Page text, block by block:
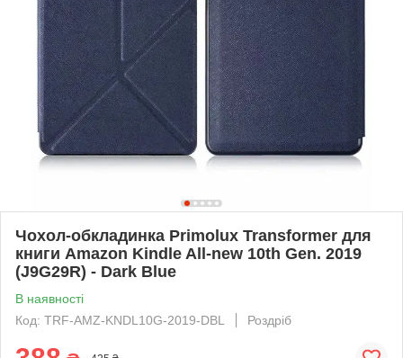
Чохол-обкладинка Primolux Transformer для
книги Amazon Kindle All-new 10th Gen. 2019
(J9G29R) - Dark Blue
В наявності
Код: TRF-AMZ-KNDL10G-2019-DBL
Роздріб